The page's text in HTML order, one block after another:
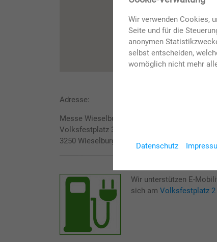
Adresse:
Messe Wieselburg GmbH
Volksfestplatz 3
3250 Wieselburg
Wir unterstützen E-
sich am Volksfestplatz 2
Wir verwenden Cookies,
Seite und für die
anonymen
selbst entscheiden,
womöglich nicht mehr
Datenschutz